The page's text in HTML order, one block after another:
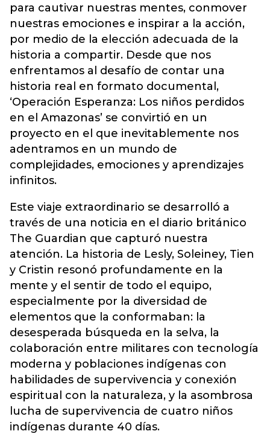
para cautivar nuestras mentes, conmover
nuestras emociones e inspirar a la acción,
por medio de la elección adecuada de la
historia a compartir. Desde que nos
enfrentamos al desafío de contar una
historia real en formato documental,
‘Operación Esperanza: Los niños perdidos
en el Amazonas’ se convirtió en un
proyecto en el que inevitablemente nos
adentramos en un mundo de
complejidades, emociones y aprendizajes
infinitos.
Este viaje extraordinario se desarrolló a
través de una noticia en el diario británico
The Guardian que capturó nuestra
atención. La historia de Lesly, Soleiney, Tien
y Cristin resonó profundamente en la
mente y el sentir de todo el equipo,
especialmente por la diversidad de
elementos que la conformaban: la
desesperada búsqueda en la selva, la
colaboración entre militares con tecnología
moderna y poblaciones indígenas con
habilidades de supervivencia y conexión
espiritual con la naturaleza, y la asombrosa
lucha de supervivencia de cuatro niños
indígenas durante 40 días.